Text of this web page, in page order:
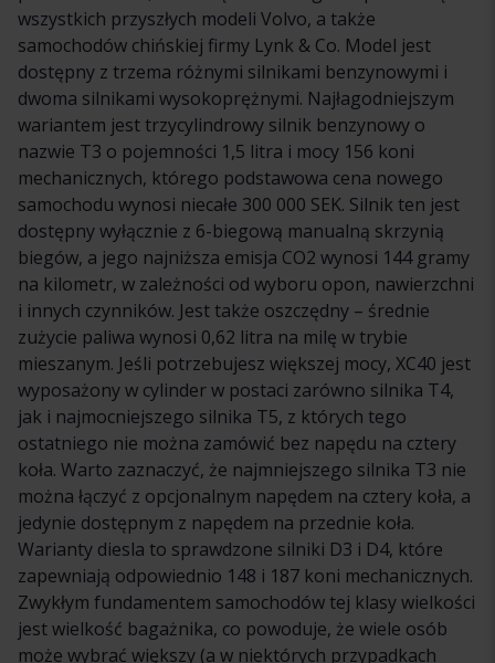
wszystkich przyszłych modeli Volvo, a także
samochodów chińskiej firmy Lynk & Co. Model jest
dostępny z trzema różnymi silnikami benzynowymi i
dwoma silnikami wysokoprężnymi. Najłagodniejszym
wariantem jest trzycylindrowy silnik benzynowy o
nazwie T3 o pojemności 1,5 litra i mocy 156 koni
mechanicznych, którego podstawowa cena nowego
samochodu wynosi niecałe 300 000 SEK. Silnik ten jest
dostępny wyłącznie z 6-biegową manualną skrzynią
biegów, a jego najniższa emisja CO2 wynosi 144 gramy
na kilometr, w zależności od wyboru opon, nawierzchni
i innych czynników. Jest także oszczędny – średnie
zużycie paliwa wynosi 0,62 litra na milę w trybie
mieszanym. Jeśli potrzebujesz większej mocy, XC40 jest
wyposażony w cylinder w postaci zarówno silnika T4,
jak i najmocniejszego silnika T5, z których tego
ostatniego nie można zamówić bez napędu na cztery
koła. Warto zaznaczyć, że najmniejszego silnika T3 nie
można łączyć z opcjonalnym napędem na cztery koła, a
jedynie dostępnym z napędem na przednie koła.
Warianty diesla to sprawdzone silniki D3 i D4, które
zapewniają odpowiednio 148 i 187 koni mechanicznych.
Zwykłym fundamentem samochodów tej klasy wielkości
jest wielkość bagażnika, co powoduje, że wiele osób
może wybrać większy (a w niektórych przypadkach